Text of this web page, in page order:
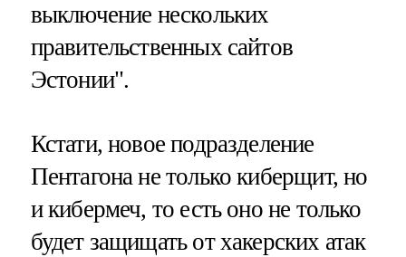
выключение нескольких
правительственных сайтов
Эстонии".
Кстати, новое подразделение
Пентагона не только киберщит, но
и кибермеч, то есть оно не только
будет защищать от хакерских атак